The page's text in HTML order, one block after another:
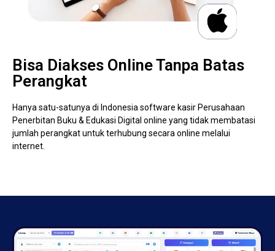
Bisa Diakses Online Tanpa Batas
Perangkat
Hanya satu-satunya di Indonesia software kasir Perusahaan
Penerbitan Buku & Edukasi Digital online yang tidak membatasi
jumlah perangkat untuk terhubung secara online melalui
internet.